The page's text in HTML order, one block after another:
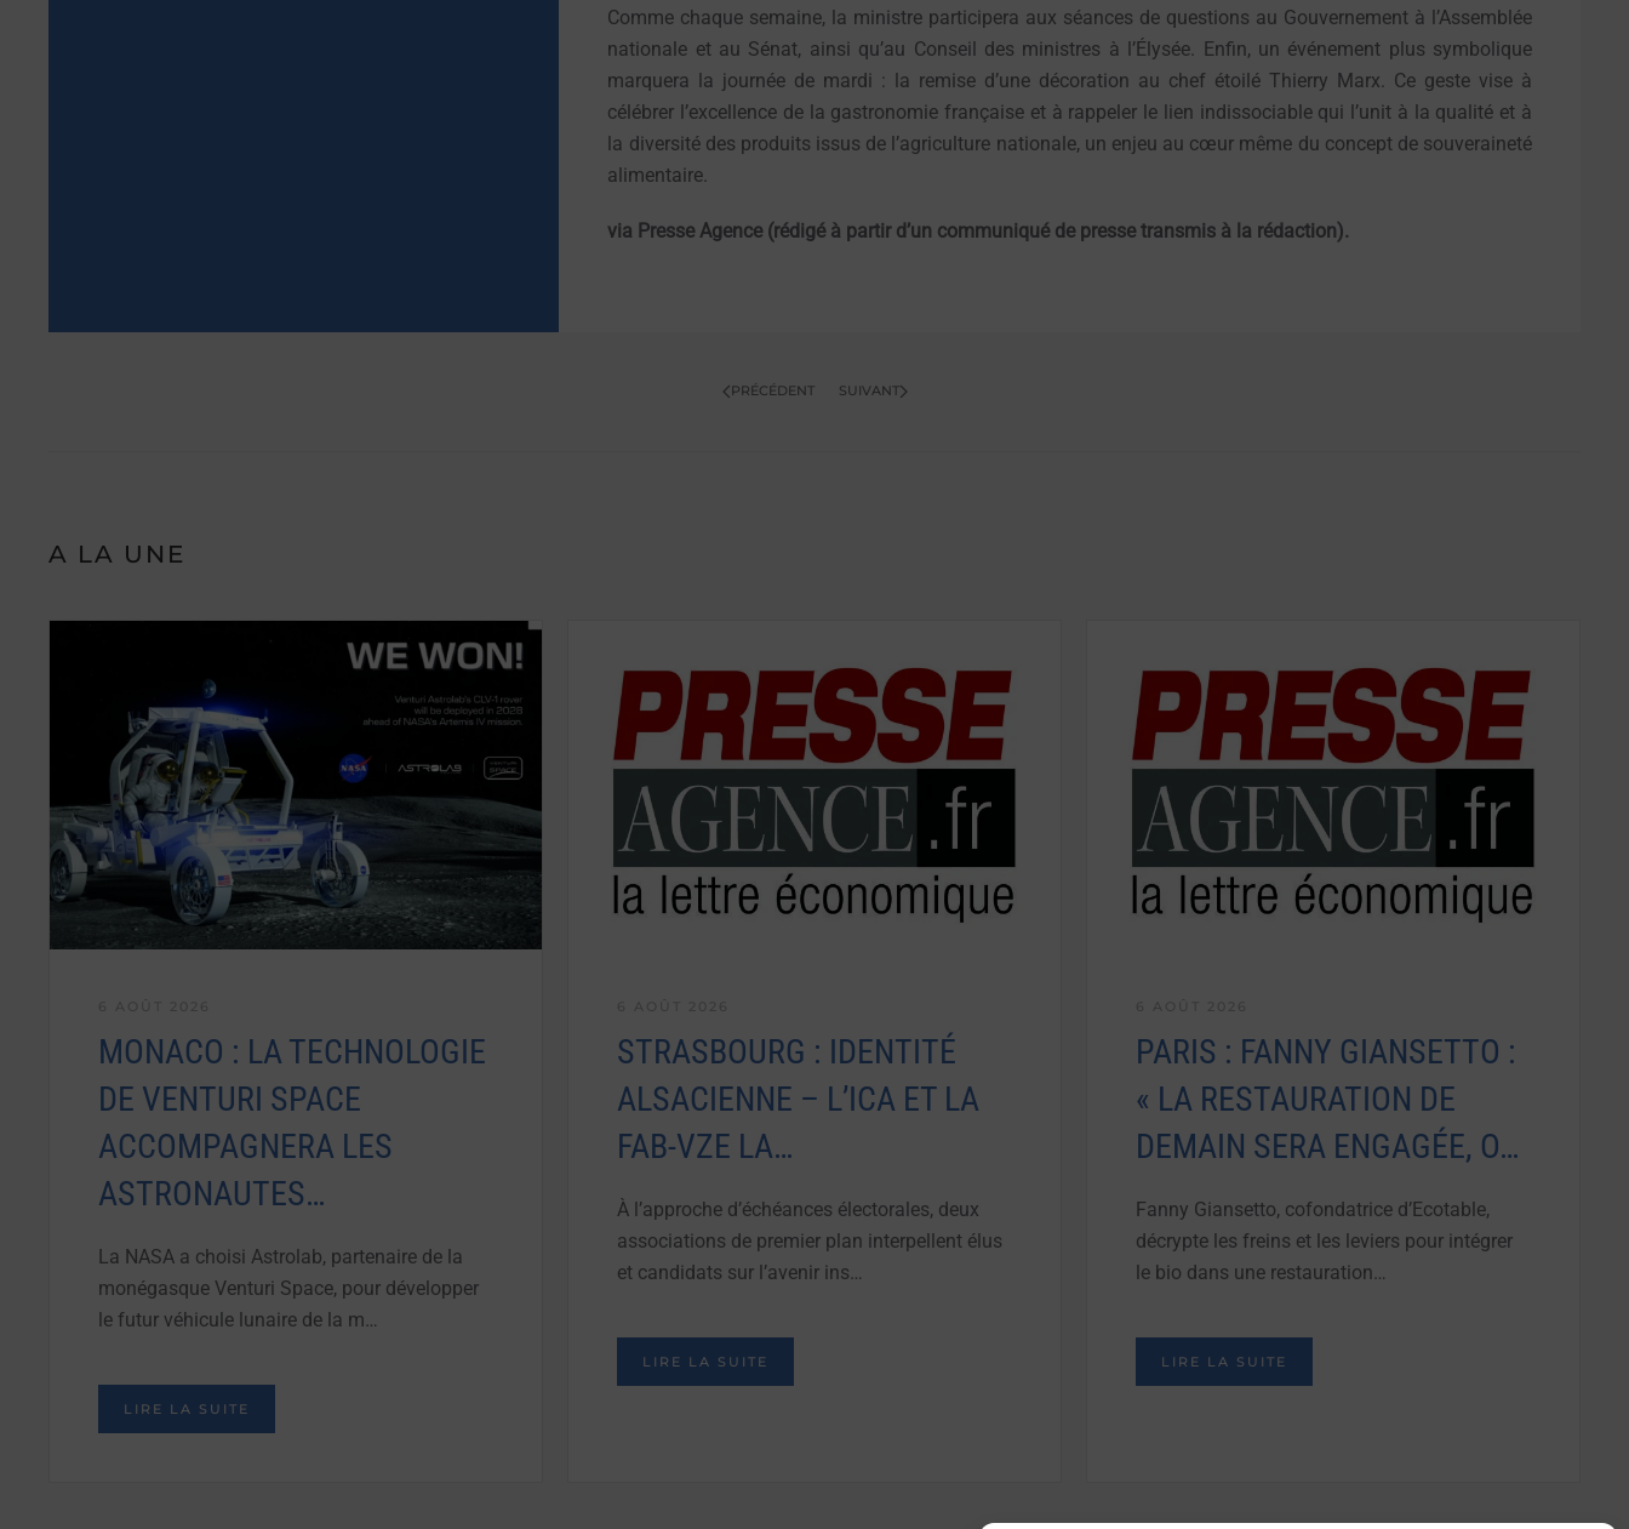
Comme chaque semaine, la ministre participera aux séances de questions au Gouvernement à l’Assemblée
nationale et au Sénat, ainsi qu’au Conseil des ministres à l’Élysée. Enfin, un événement plus symbolique
marquera la journée de mardi : la remise d’une décoration au chef étoilé Thierry Marx. Ce geste vise à
célébrer l’excellence de la gastronomie française et à rappeler le lien indissociable qui l’unit à la qualité et à
la diversité des produits issus de l’agriculture nationale, un enjeu au cœur même du concept de souveraineté
alimentaire.
via Presse Agence (rédigé à partir d’un communiqué de presse transmis à la rédaction).
PRÉCÉDENT SUIVANT
A LA UNE
MONACO : LA TECHNOLOGIE
DE VENTURI SPACE
ACCOMPAGNERA LES
ASTRONAUTES…
La NASA a choisi Astrolab, partenaire de la
monégasque Venturi Space, pour développer
le futur véhicule lunaire de la m…
LIRE LA SUITE
STRASBOURG : IDENTITÉ
ALSACIENNE – L’ICA ET LA
FAB-VZE LA…
À l’approche d’échéances électorales, deux
associations de premier plan interpellent élus
et candidats sur l’avenir ins…
LIRE LA SUITE
PARIS : FANNY GIANSETTO :
« LA RESTAURATION DE
DEMAIN SERA ENGAGÉE, O…
Fanny Giansetto, cofondatrice d’Ecotable,
décrypte les freins et les leviers pour intégrer
le bio dans une restauration…
LIRE LA SUITE